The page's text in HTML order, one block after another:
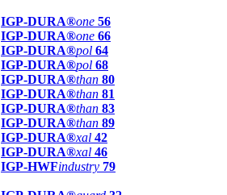
IGP-DURA®one 56
IGP-DURA®one 66
IGP-DURA®pol 64
IGP-DURA®pol 68
IGP-DURA®than 80
IGP-DURA®than 81
IGP-DURA®than 83
IGP-DURA®than 89
IGP-DURA®xal 42
IGP-DURA®xal 46
IGP-HWFindustry 79